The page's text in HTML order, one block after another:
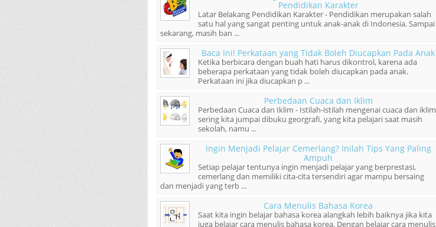
Pendidikan Karakter
Latar Belakang Pendidikan Karakter - Pendidikan merupakan salah
satu hal yang sangat penting untuk anak-anak di Indonesia. Sampai
sekarang, masih ban ...
Baca Ini! Perkataan yang Tidak Boleh Diucapkan Pada Anak
Ketika berbicara dengan buah hati harus dikontrol, karena ada
beberapa perkataan yang tidak boleh diucapkan pada anak.
Perkataan ini jika diucapkan p ...
Perbedaan Cuaca dan Iklim
Perbedaan Cuaca dan Iklim - Istilah-istilah mengenai cuaca dan iklim
sering kita jumpai dibuku georgrafi, yang kita pelajari saat masih
sekolah, namu ...
Ingin Menjadi Pelajar Cemerlang? Inilah Tips Yang Paling
Ampuh
Setiap pelajar tentunya ingin menjadi pelajar yang berprestasi,
cemerlang dan memiliki cita-cita tersendiri agar mampu bersaing
dan menjadi yang terb ...
Cara Menulis Bahasa Korea
Saat kita ingin belajar bahasa korea alangkah lebih baiknya jika kita
juga belajar cara menulis bahasa korea. Dengan belajar cara menulis